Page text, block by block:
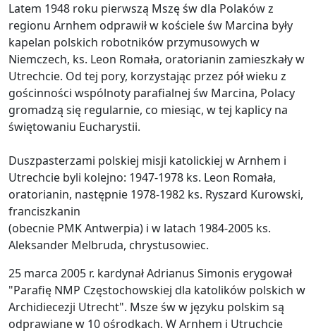
Latem 1948 roku pierwszą Mszę św dla Polaków z
regionu Arnhem odprawił w kościele św Marcina były
kapelan polskich robotników przymusowych w
Niemczech, ks. Leon Romała, oratorianin zamieszkały w
Utrechcie. Od tej pory, korzystając przez pół wieku z
gościnności wspólnoty parafialnej św Marcina, Polacy
gromadzą się regularnie, co miesiąc, w tej kaplicy na
świętowaniu Eucharystii.
Duszpasterzami polskiej misji katolickiej w Arnhem i
Utrechcie byli kolejno: 1947-1978 ks. Leon Romała,
oratorianin, następnie 1978-1982 ks. Ryszard Kurowski,
franciszkanin
(obecnie PMK Antwerpia) i w latach 1984-2005 ks.
Aleksander Melbruda, chrystusowiec.
25 marca 2005 r. kardynał Adrianus Simonis erygował
"Parafię NMP Częstochowskiej dla katolików polskich w
Archidiecezji Utrecht". Msze św w języku polskim są
odprawiane w 10 ośrodkach. W Arnhem i Utruchcie